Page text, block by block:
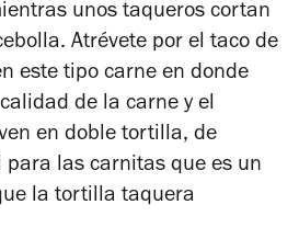
unos taqueros cortan
Atrévete por el taco de
este tipo carne en donde
de la carne y el
en doble tortilla, de
las carnitas que es un
la tortilla taquera